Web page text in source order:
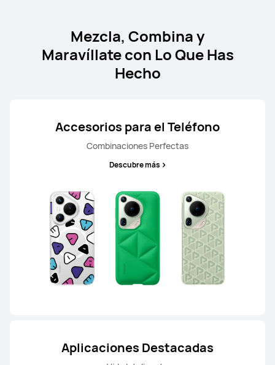
Mezcla, Combina y
Maravíllate con Lo Que Has
Hecho
Accesorios para el Teléfono
Combinaciones Perfectas
Descubre más
Aplicaciones Destacadas